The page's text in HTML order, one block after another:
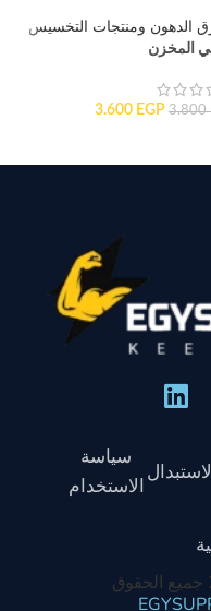
الدهون ومنتجات التخسيس
المخزن
3.800
3.600 EGP
سياسة
الاستخدام
حقوق النشر © 2024 جميع الحقوق